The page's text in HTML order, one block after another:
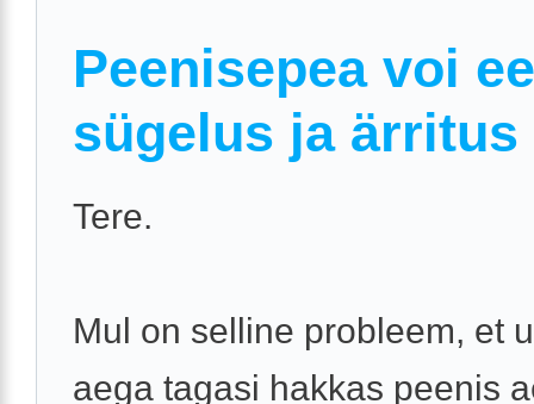
Peenisepea voi
sügelus ja ärritus
Tere.
Mul on selline probleem, et
aega tagasi hakkas peenis